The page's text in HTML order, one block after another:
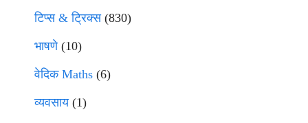
टिप्स & ट्रिक्स(830)
भाषणे(10)
वेदिक Maths (6)
व्यवसाय(1)